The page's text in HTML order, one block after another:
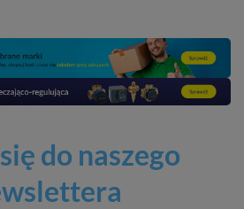
do naszego